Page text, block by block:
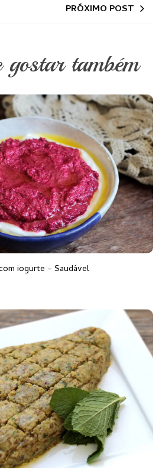
PRÓXIMO POST
gostar também
iogurte – Saudável